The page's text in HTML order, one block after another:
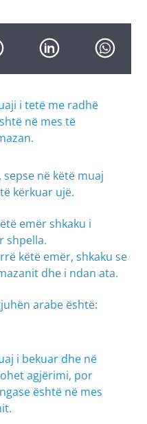
i tetë me radhë
në mes të
në këtë muaj
kërkuar ujë.
emër shkaku i
shpella.
këtë emër, shkaku se
dhe i ndan ata.
arabe është:
i bekuar dhe në
agjërimi, por
është në mes